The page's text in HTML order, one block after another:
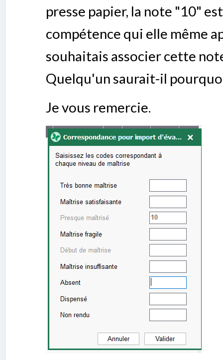
presse papier, la note "10"
compétence qui elle même
souhaitais associer cette
Quelqu'un saurait-il
Je vous remercie.